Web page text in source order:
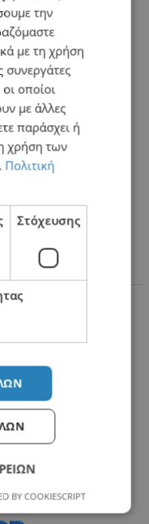
PS5 Controller
PS5 Controller..
την
με τη χρήση
συνεργάτες
οποίοι
με άλλες
παράσχει ή
χρήση των
Πολιτική
Στόχευσης
BY COOKIESCRIPT